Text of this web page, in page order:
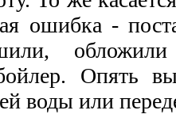
ошибка -
Опять
воды или